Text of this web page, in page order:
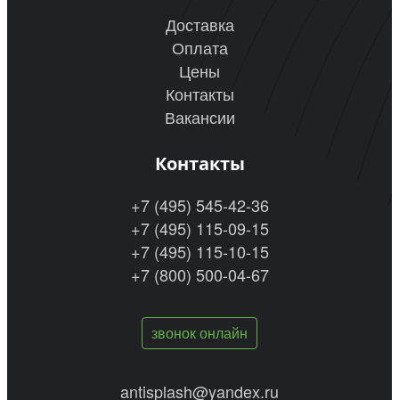
Доставка
Оплата
Цены
Контакты
Вакансии
Контакты
+7 (495) 545-42-36
+7 (495) 115-09-15
+7 (495) 115-10-15
+7 (800) 500-04-67
звонок онлайн
antisplash@yandex.ru